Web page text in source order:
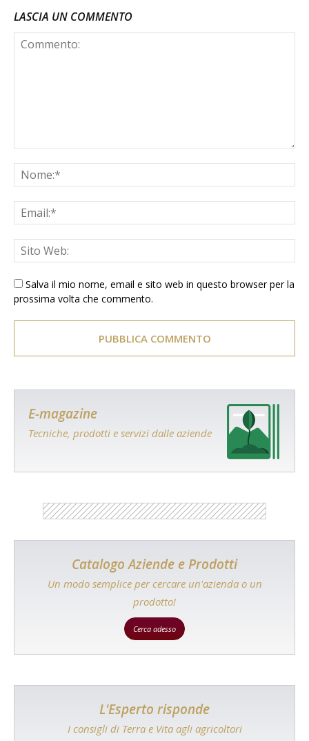
LASCIA UN COMMENTO
Salva il mio nome, email e sito web in questo browser per la
prossima volta che commento.
E-magazine
Tecniche, prodotti e servizi dalle aziende
Catalogo Aziende e Prodotti
Un modo semplice per cercare un'azienda o un
prodotto!
Cerca adesso
L'Esperto risponde
I consigli di Terra e Vita agli agricoltori